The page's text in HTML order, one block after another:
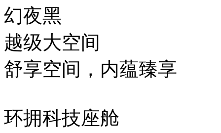
幻夜黑
越级大空间
舒享空间，内蕴臻享
环拥科技座舱